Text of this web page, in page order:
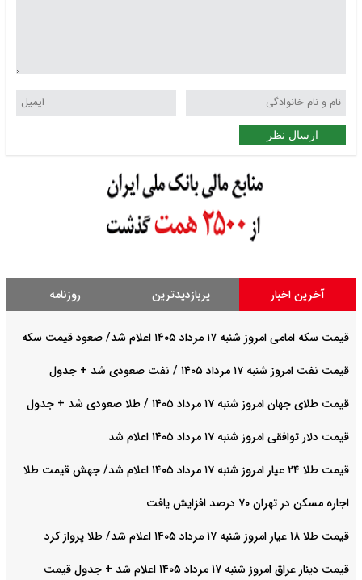
ارسال نظر
آخرین اخبار پربازدیدترین روزنامه
قیمت سکه امامی امروز شنبه ۱۷ مرداد ۱۴۰۵ اعلام شد/ صعود قیمت سکه
قیمت نفت امروز شنبه ۱۷ مرداد ۱۴۰۵ / نفت صعودی شد + جدول
قیمت طلای جهان امروز شنبه ۱۷ مرداد ۱۴۰۵ / طلا صعودی شد + جدول
قیمت دلار توافقی امروز شنبه ۱۷ مرداد ۱۴۰۵ اعلام شد
قیمت طلا ۲۴ عیار امروز شنبه ۱۷ مرداد ۱۴۰۵ اعلام شد/ جهش قیمت طلا
اجاره مسکن در تهران ۷۰ درصد افزایش یافت
قیمت طلا ۱۸ عیار امروز شنبه ۱۷ مرداد ۱۴۰۵ اعلام شد/ طلا پرواز کرد
قیمت دینار عراق امروز شنبه ۱۷ مرداد ۱۴۰۵ اعلام شد + جدول قیمت